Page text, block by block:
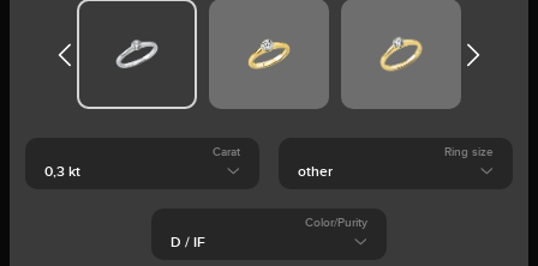
Carat Ring size
Color/Purity